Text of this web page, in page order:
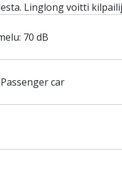
Linglong voitti
70 dB
car